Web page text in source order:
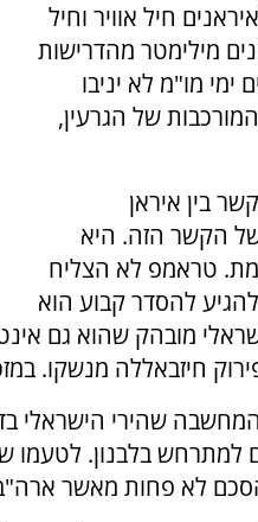
חיל אוויר וחיל
מילימטר מהדרישות
מו"מ לא יניבו
של הגרעין,
בין איראן
של הקשר הזה. היא
טראמפ לא הצליח
להסדר קבוע הוא
מובהק שהוא גם
חיזבאללה מנשקו.
שהירי הישראלי
למתרחש בלבנון. לטעמו
לא פחות מאשר